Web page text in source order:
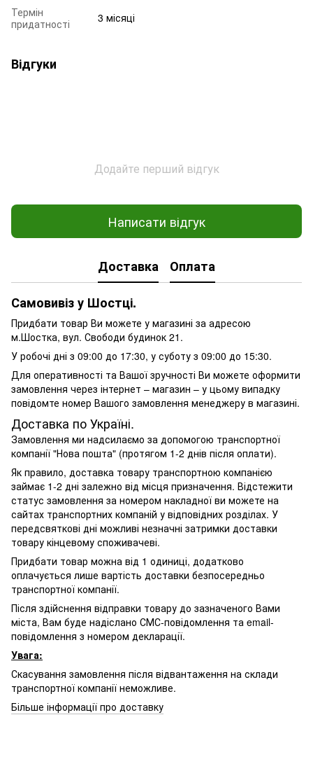
Термін
придатності
3 місяці
Відгуки
Додайте перший відгук
Написати відгук
Доставка Оплата
Самовивіз у Шостці.
Придбати товар Ви можете у магазині за адресою
м.Шостка, вул. Свободи будинок 21.
У робочі дні з 09:00 до 17:30, у суботу з 09:00 до 15:30.
Для оперативності та Вашої зручності Ви можете оформити
замовлення через інтернет – магазин – у цьому випадку
повідомте номер Вашого замовлення менеджеру в магазині.
Доставка по Україні.
Замовлення ми надсилаємо за допомогою транспортної
компанії "Нова пошта" (протягом 1-2 днів після оплати).
Як правило, доставка товару транспортною компанією
займає 1-2 дні залежно від місця призначення. Відстежити
статус замовлення за номером накладної ви можете на
сайтах транспортних компаній у відповідних розділах. У
передсвяткові дні можливі незначні затримки доставки
товару кінцевому споживачеві.
Придбати товар можна від 1 одиниці, додатково
оплачується лише вартість доставки безпосередньо
транспортної компанії.
Після здійснення відправки товару до зазначеного Вами
міста, Вам буде надіслано СМС-повідомлення та email-
повідомлення з номером декларації.
Увага:
Скасування замовлення після відвантаження на склади
транспортної компанії неможливе.
Більше інформації про доставку